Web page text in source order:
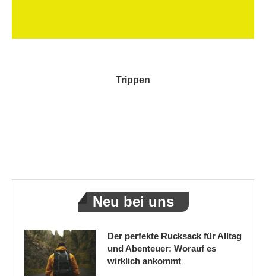
Trippen
Neu bei uns
Der perfekte Rucksack für Alltag
und Abenteuer: Worauf es
wirklich ankommt